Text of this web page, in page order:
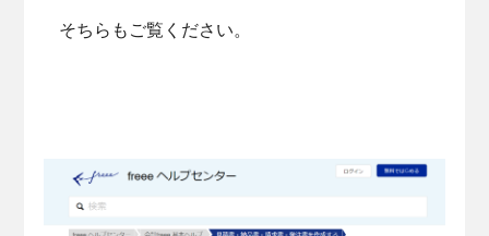
そちらもご覧ください。